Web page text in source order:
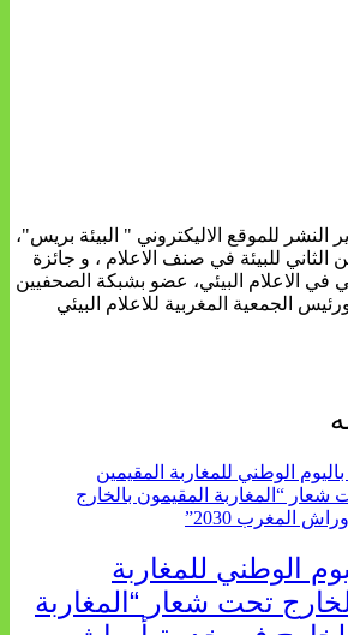
النشر للموقع الاليكتروني " البيئة بريس"،
للبيئة في صنف الاعلام ، و جائزة
في الاعلام البيئي، عضو بشبكة الصحفيين
الجمعية المغربية للاعلام البيئي
الوطني للمغاربة
تحت شعار “المغاربة